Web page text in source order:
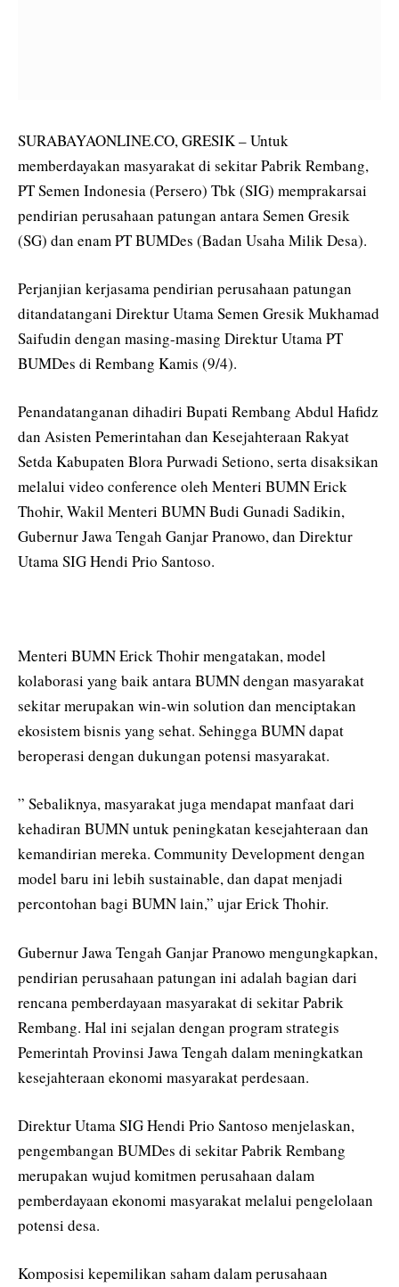
SURABAYAONLINE.CO, GRESIK – Untuk
memberdayakan masyarakat di sekitar Pabrik Rembang,
PT Semen Indonesia (Persero) Tbk (SIG) memprakarsai
pendirian perusahaan patungan antara Semen Gresik
(SG) dan enam PT BUMDes (Badan Usaha Milik Desa).
Perjanjian kerjasama pendirian perusahaan patungan
ditandatangani Direktur Utama Semen Gresik Mukhamad
Saifudin dengan masing-masing Direktur Utama PT
BUMDes di Rembang Kamis (9/4).
Penandatanganan dihadiri Bupati Rembang Abdul Hafidz
dan Asisten Pemerintahan dan Kesejahteraan Rakyat
Setda Kabupaten Blora Purwadi Setiono, serta disaksikan
melalui video conference oleh Menteri BUMN Erick
Thohir, Wakil Menteri BUMN Budi Gunadi Sadikin,
Gubernur Jawa Tengah Ganjar Pranowo, dan Direktur
Utama SIG Hendi Prio Santoso.
Menteri BUMN Erick Thohir mengatakan, model
kolaborasi yang baik antara BUMN dengan masyarakat
sekitar merupakan win-win solution dan menciptakan
ekosistem bisnis yang sehat. Sehingga BUMN dapat
beroperasi dengan dukungan potensi masyarakat.
” Sebaliknya, masyarakat juga mendapat manfaat dari
kehadiran BUMN untuk peningkatan kesejahteraan dan
kemandirian mereka. Community Development dengan
model baru ini lebih sustainable, dan dapat menjadi
percontohan bagi BUMN lain,” ujar Erick Thohir.
Gubernur Jawa Tengah Ganjar Pranowo mengungkapkan,
pendirian perusahaan patungan ini adalah bagian dari
rencana pemberdayaan masyarakat di sekitar Pabrik
Rembang. Hal ini sejalan dengan program strategis
Pemerintah Provinsi Jawa Tengah dalam meningkatkan
kesejahteraan ekonomi masyarakat perdesaan.
Direktur Utama SIG Hendi Prio Santoso menjelaskan,
pengembangan BUMDes di sekitar Pabrik Rembang
merupakan wujud komitmen perusahaan dalam
pemberdayaan ekonomi masyarakat melalui pengelolaan
potensi desa.
Komposisi kepemilikan saham dalam perusahaan